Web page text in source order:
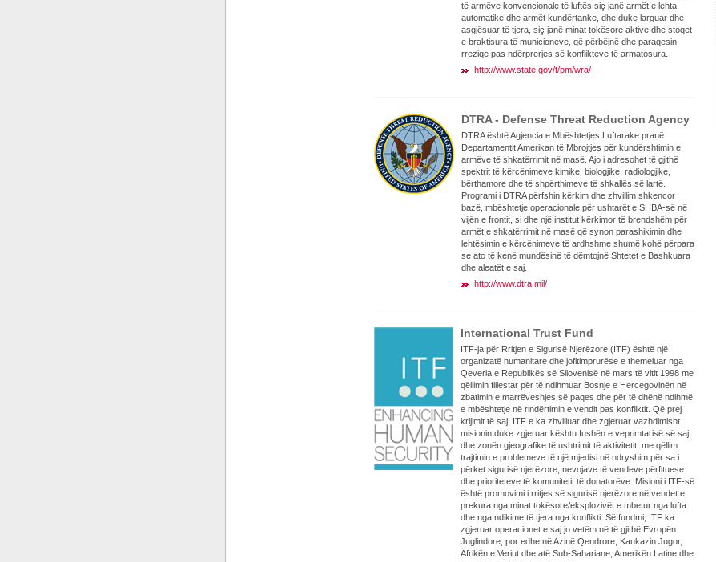
të armëve konvencionale të luftës siç janë armët e lehta
automatike dhe armët kundërtanke, dhe duke larguar dhe
asgjësuar të tjera, siç janë minat tokësore aktive dhe stoqet
e braktisura të municioneve, që përbëjnë dhe paraqesin
rreziqe pas ndërprerjes së konflikteve të armatosura.
http://www.state.gov/t/pm/wra/
DTRA - Defense Threat Reduction Agency
DTRA është Agjencia e Mbështetjes Luftarake pranë
Departamentit Amerikan të Mbrojtjes për kundërshtimin e
armëve të shkatërrimit në masë. Ajo i adresohet të gjithë
spektrit të kërcënimeve kimike, biologjike, radiologjike,
bërthamore dhe të shpërthimeve të shkallës së lartë.
Programi i DTRA përfshin kërkim dhe zhvillim shkencor
bazë, mbështetje operacionale për ushtarët e SHBA-së në
vijën e frontit, si dhe një institut kërkimor të brendshëm për
armët e shkatërrimit në masë që synon parashikimin dhe
lehtësimin e kërcënimeve të ardhshme shumë kohë përpara
se ato të kenë mundësinë të dëmtojnë Shtetet e Bashkuara
dhe aleatët e saj.
http://www.dtra.mil/
International Trust Fund
ITF-ja për Rritjen e Sigurisë Njerëzore (ITF) është një
organizatë humanitare dhe jofitimprurëse e themeluar nga
Qeveria e Republikës së Sllovenisë në mars të vitit 1998 me
qëllimin fillestar për të ndihmuar Bosnje e Hercegovinën në
zbatimin e marrëveshjes së paqes dhe për të dhënë ndihmë
e mbështetje në rindërtimin e vendit pas konfliktit. Që prej
krijimit të saj, ITF e ka zhvilluar dhe zgjeruar vazhdimisht
misionin duke zgjeruar kështu fushën e veprimtarisë së saj
dhe zonën gjeografike të ushtrimit të aktivitetit, me qëllim
trajtimin e problemeve të një mjedisi në ndryshim për sa i
përket sigurisë njerëzore, nevojave të vendeve përfituese
dhe prioriteteve të komunitetit të donatorëve. Misioni i ITF-së
është promovimi i rritjes së sigurisë njerëzore në vendet e
prekura nga minat tokësore/eksplozivët e mbetur nga lufta
dhe nga ndikime të tjera nga konflikti. Së fundmi, ITF ka
zgjeruar operacionet e saj jo vetëm në të gjithë Evropën
Juglindore, por edhe në Azinë Qendrore, Kaukazin Jugor,
Afrikën e Veriut dhe atë Sub-Sahariane, Amerikën Latine dhe